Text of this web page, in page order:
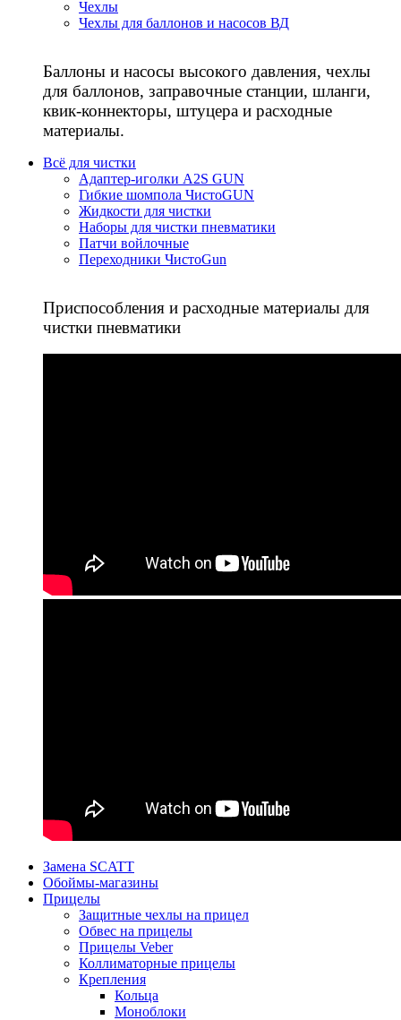
Чехлы
Чехлы для баллонов и насосов ВД
Баллоны и насосы высокого давления, чехлы
для баллонов, заправочные станции, шланги,
квик-коннекторы, штуцера и расходные
материалы.
Всё для чистки
Адаптер-иголки A2S GUN
Гибкие шомпола ЧистоGUN
Жидкости для чистки
Наборы для чистки пневматики
Патчи войлочные
Переходники ЧистоGun
Приспособления и расходные материалы для
чистки пневматики
Замена SCATT
Обоймы-магазины
Прицелы
Защитные чехлы на прицел
Обвес на прицелы
Прицелы Veber
Коллиматорные прицелы
Крепления
Кольца
Моноблоки